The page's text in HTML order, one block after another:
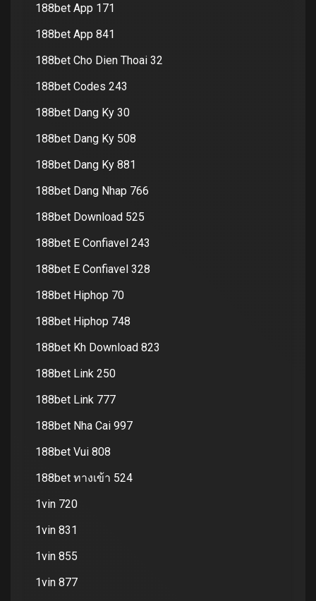
188bet App 171
188bet App 841
188bet Cho Dien Thoai 32
188bet Codes 243
188bet Dang Ky 30
188bet Dang Ky 508
188bet Dang Ky 881
188bet Dang Nhap 766
188bet Download 525
188bet E Confiavel 243
188bet E Confiavel 328
188bet Hiphop 70
188bet Hiphop 748
188bet Kh Download 823
188bet Link 250
188bet Link 777
188bet Nha Cai 997
188bet Vui 808
188bet ทางเข้า 524
1vin 720
1vin 831
1vin 855
1vin 877